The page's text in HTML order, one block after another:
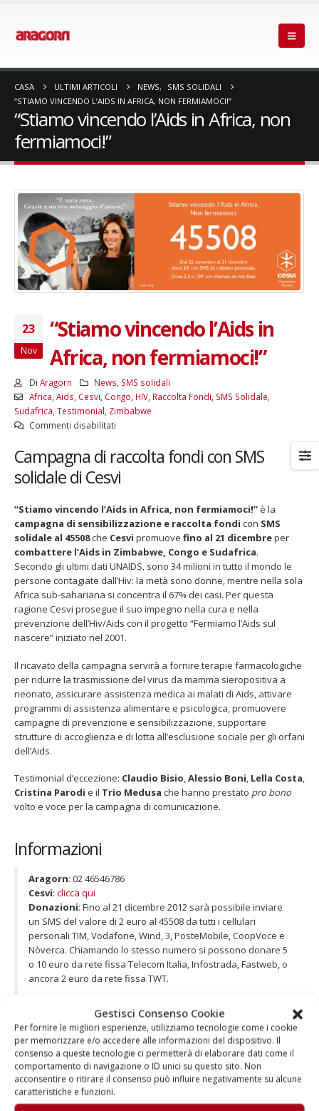
Gestisci Consenso Cookie
Per fornire le migliori esperienze, utilizziamo tecnologie come i cookie
per memorizzare e/o accedere alle informazioni del dispositivo. Il
consenso a queste tecnologie ci permetterà di elaborare dati come il
comportamento di navigazione o ID unici su questo sito. Non
acconsentire o ritirare il consenso può influire negativamente su alcune
caratteristiche e funzioni.
CASA ULTIMI ARTICOLI NEWS,
SMS SOLIDALI
“STIAMO VINCENDO L’AIDS IN AFRICA, NON FERMIAMOCI!”
“Stiamo vincendo l’Aids in Africa, non
fermiamoci!”
23
Nov
“Stiamo vincendo l’Aids in
Africa, non fermiamoci!”
Di Aragorn News, SMS solidali
Africa, Aids, Cesvi, Congo, HIV, Raccolta Fondi, SMS Solidale,
Sudafrica, Testimonial, Zimbabwe
Commenti disabilitatisu
vincendo
in
non
fermiamoci!”
Campagna di raccolta fondi con SMS
solidale di Cesvi
“Stiamo vincendo l’Aids in Africa, non fermiamoci!”è la
campagna di sensibilizzazione e raccolta fondi con SMS
solidale al 45508che Cesvi promuove fino al 21 dicembreper
combattere l’Aids in Zimbabwe, Congo e Sudafrica.
Secondo gli ultimi dati UNAIDS, sono 34 milioni in tutto il mondo le
persone contagiate dall’Hiv: la metà sono donne, mentre nella sola
Africa sub-sahariana si concentra il 67% dei casi. Per questa
ragione Cesvi prosegue il suo impegno nella cura e nella
prevenzione dell’Hiv/Aids con il progetto “Fermiamo l’Aids sul
nascere” iniziato nel 2001.
Il ricavato della campagna servirà a fornire terapie farmacologiche
per ridurre la trasmissione del virus da mamma sieropositiva a
neonato, assicurare assistenza medica ai malati di Aids, attivare
programmi di assistenza alimentare e psicologica, promuovere
campagne di prevenzione e sensibilizzazione, supportare
strutture di accoglienza e di lotta all’esclusione sociale per gli orfani
dell’Aids.
Testimonial d’eccezione: Claudio Bisio,Alessio Boni, Lella Costa,
Cristina Parodi e il Trio Medusa che hanno prestato pro bono
volto e voce per la campagna di comunicazione.
Informazioni
Aragorn: 02 46546786
Cesvi: clicca qui
Donazioni: Fino al 21 dicembre 2012 sarà possibile inviare
un SMS del valore di 2 euro al 45508 da tutti i cellulari
personali TIM, Vodafone, Wind, 3, PosteMobile, CoopVoce e
Nòverca. Chiamando lo stesso numero si possono donare 5
o 10 euro da rete fissa Telecom Italia, Infostrada, Fastweb, o
ancora 2 euro da rete fissa TWT.
Autore
Aragorn
Fino al 29 marzo 2026 – Anziani
malati e fragili, VIDAS lancia
una campagna per rafforzare
2026
13 dicembre 2024 – In
carnet per le Prove Aperte
5 ottobre 2026 – “Jannacci…
Giugno 15, 2026